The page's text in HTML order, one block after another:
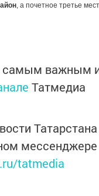
, а почетное третье
самым важным
Татмедиа
tatmedia